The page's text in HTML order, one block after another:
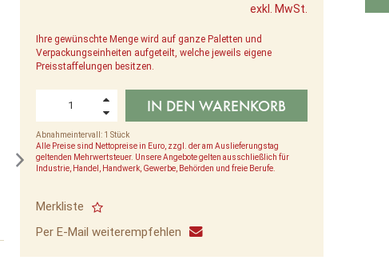
exkl. MwSt.
Ihre gewünschte Menge wird auf ganze Paletten und
Verpackungseinheiten aufgeteilt, welche jeweils eigene
Preisstaffelungen besitzen.
Abnahmeintervall: 1 Stück
Alle Preise sind Nettopreise in Euro, zzgl. der am Auslieferungstag
geltenden Mehrwertsteuer. Unsere Angebote gelten ausschließlich für
Industrie, Handel, Handwerk, Gewerbe, Behörden und freie Berufe.
IN DEN WARENKORB
Merkliste
Per E-Mail weiterempfehlen